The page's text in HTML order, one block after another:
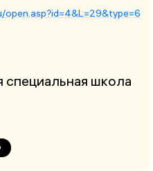
open.asp?id=4&L=29&type=6
специальная школа